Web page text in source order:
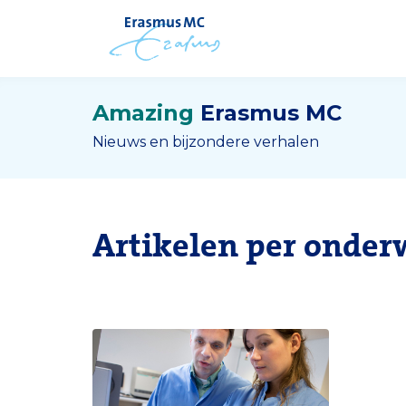
Amazing Erasmus MC
Nieuws en bijzondere verhalen
Artikelen per